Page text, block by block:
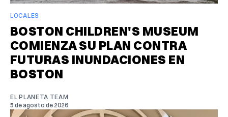
LOCALES
BOSTON CHILDREN'S MUSEUM
COMIENZA SU PLAN CONTRA
FUTURAS INUNDACIONES EN
BOSTON
EL PLANETA TEAM
5 de agosto de 2026